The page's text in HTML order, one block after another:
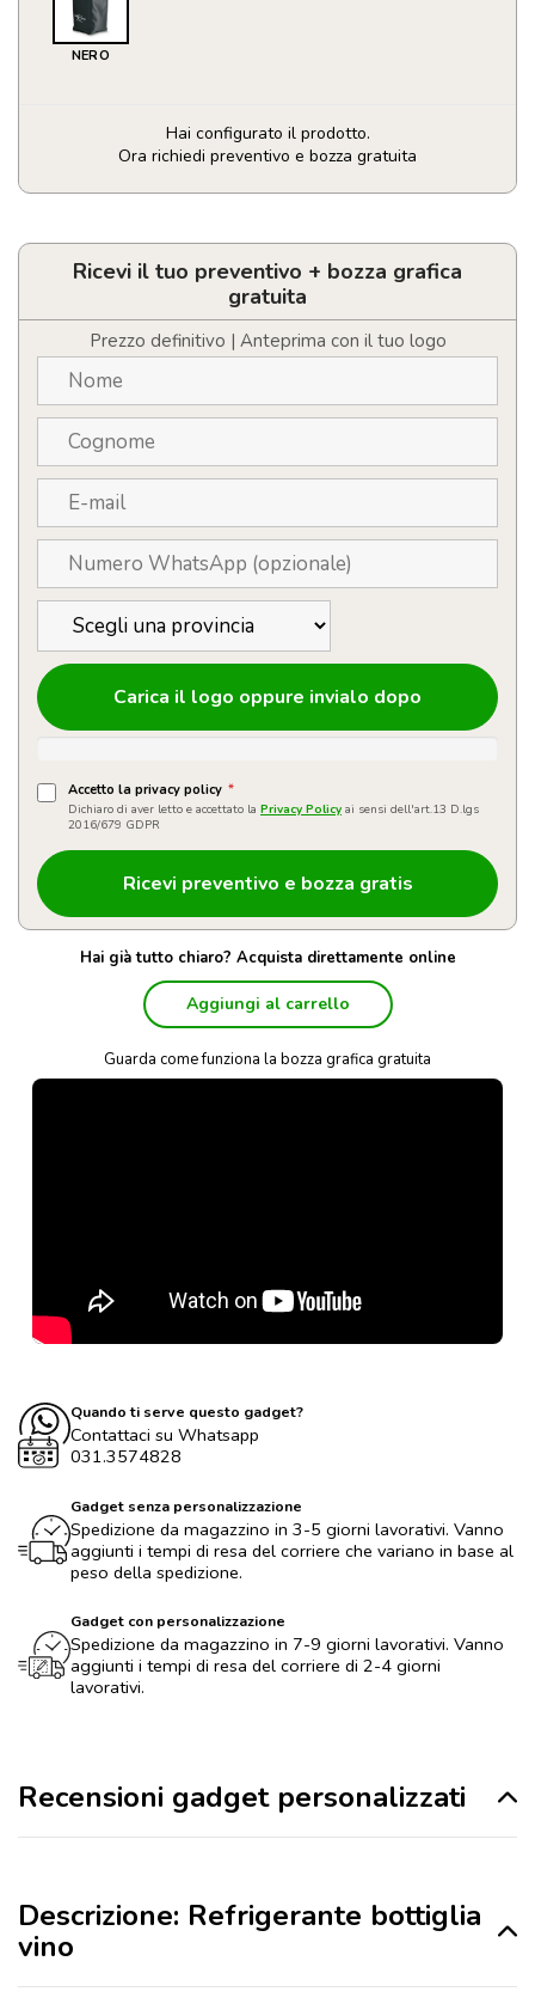
NERO
Hai configurato il prodotto.
Ora richiedi preventivo e bozza gratuita
Refrigerante
vino
quantitàRicevi il tuo preventivo + bozza grafica
gratuita
Prezzo definitivo | Anteprima con il tuo logo
Carica il logo oppure invialo dopo
Accetto la privacy policy *
Dichiaro di aver letto e accettato la Privacy Policy ai sensi dell'art.13 D.lgs
2016/679 GDPR
Hai già tutto chiaro? Acquista direttamente online
Aggiungi al carrello
Guarda come funziona la bozza grafica gratuita
Quando ti serve questo gadget?
Contattaci su Whatsapp
031.3574828
Gadget senza personalizzazione
Spedizione da magazzino in 3-5 giorni lavorativi. Vanno
aggiunti i tempi di resa del corriere che variano in base al
peso della spedizione.
Gadget con personalizzazione
Spedizione da magazzino in 7-9 giorni lavorativi. Vanno
aggiunti i tempi di resa del corriere di 2-4 giorni
lavorativi.
Recensioni gadget personalizzati
Descrizione: Refrigerante bottiglia
vino